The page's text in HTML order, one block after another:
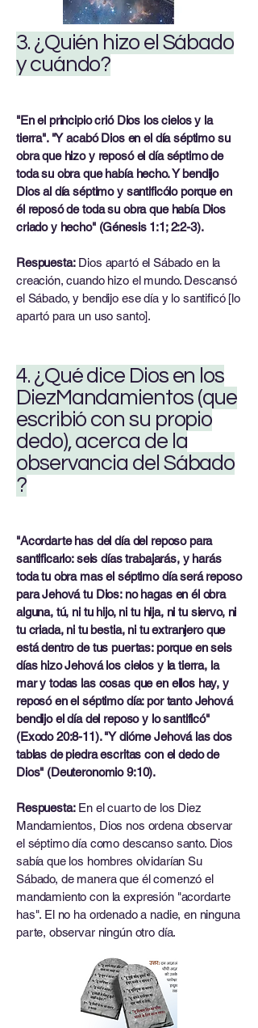
3. ¿Quién hizo el Sábado
y cuándo?
"En el principio crió Dios los cielos y la
tierra". "Y acabó Dios en el día séptimo su
obra que hizo y reposó el día séptimo de
toda su obra que había hecho. Y bendijo
Dios al día séptimo y santificólo porque en
él reposó de toda su obra que había Dios
criado y hecho" (Génesis 1:1; 2:2-3).
Respuesta:Dios apartó el Sábado en la
creación, cuando hizo el mundo. Descansó
el Sábado, y bendijo ese día y lo santificó [lo
apartó para un uso santo].
4. ¿Qué dice Dios en los
DiezMandamientos (que
escribió con su propio
dedo), acerca de la
observancia del Sábado
?
"Acordarte has del día del reposo para
santificarlo: seis días trabajarás, y harás
toda tu obra mas el séptimo día será reposo
para Jehová tu Dios: no hagas en él obra
alguna, tú, ni tu hijo, ni tu hija, ni tu siervo, ni
tu criada, ni tu bestia, ni tu extranjero que
está dentro de tus puertas: porque en seis
días hizo Jehová los cielos y la tierra, la
mar y todas las cosas que en ellos hay, y
reposó en el séptimo día: por tanto Jehová
bendijo el día del reposo y lo santificó"
(Exodo 20:8-11). "Y dióme Jehová las dos
tablas de piedra escritas con el dedo de
Dios" (Deuteronomio 9:10).
Respuesta:En el cuarto de los Diez
Mandamientos, Dios nos ordena observar
el séptimo día como descanso santo. Dios
sabía que los hombres olvidarían Su
Sábado, de manera que él comenzó el
mandamiento con la expresión "acordarte
has". El no ha ordenado a nadie, en ninguna
parte, observar ningún otro día.